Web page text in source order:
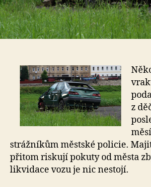
z
strážníkům městské policie.
přitom riskují pokuty od města
likvidace vozu je nic nestojí.